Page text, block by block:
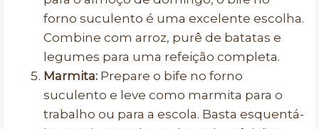
forno suculento é uma excelente escolha.
Combine com arroz, purê de batatas e
legumes para uma refeição completa.
Marmita: Prepare o bife no forno
suculento e leve como marmita para o
trabalho ou para a escola. Basta esquentá-